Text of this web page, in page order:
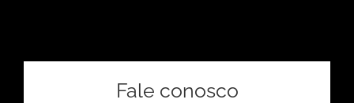
Fale conosco